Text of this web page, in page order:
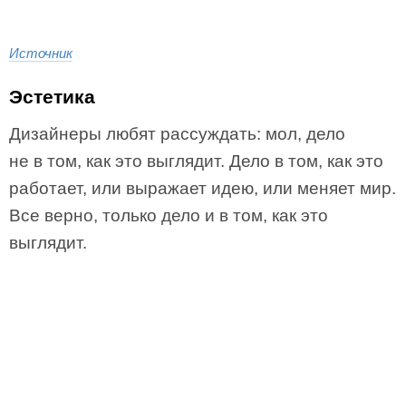
Источник
Эстетика
Дизайнеры любят рассуждать: мол, дело
не в том, как это выглядит. Дело в том, как это
работает, или выражает идею, или меняет мир.
Все верно, только дело и в том, как это
выглядит.